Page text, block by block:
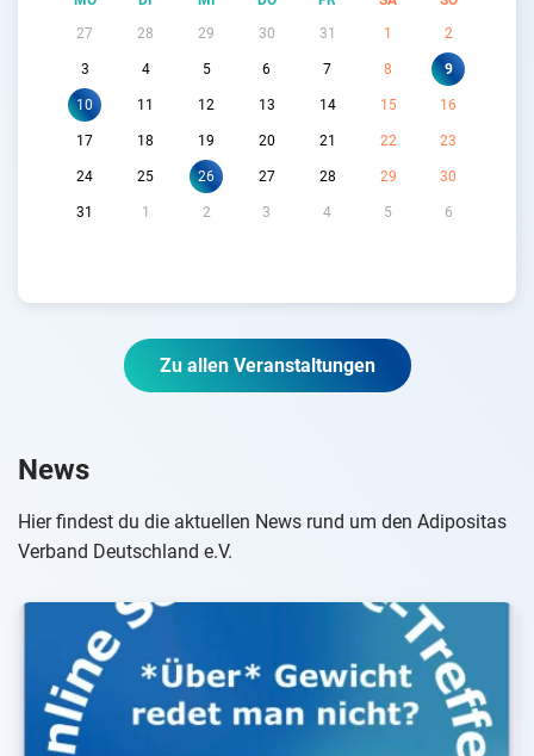
27
28 29 30 31 1 2
3 4 5 6 7 8 9
10 11 12 13 14 15 16
17 18 19 20 21 22 23
24 25 26 27 28 29 30
31 1 2 3 4 5 6
Zu allen Veranstaltungen
News
Hier findest du die aktuellen News rund um den Adipositas
Verband Deutschland e.V.